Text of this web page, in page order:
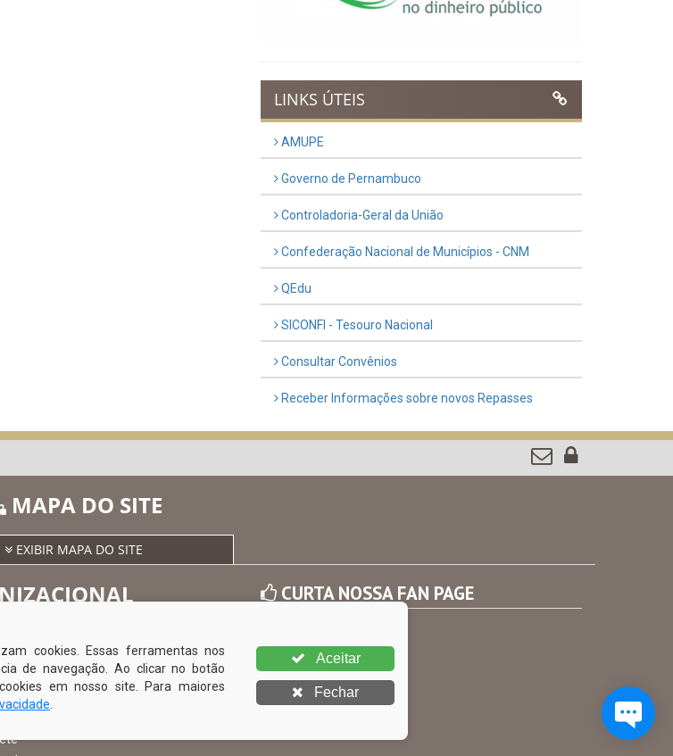
LINKS ÚTEIS
AMUPE
Governo de Pernambuco
Controladoria-Geral da União
Confederação Nacional de Municípios - CNM
QEdu
SICONFI - Tesouro Nacional
Consultar Convênios
Receber Informações sobre novos Repasses
MAPA DO SITE
EXIBIR MAPA DO SITE
CURTA NOSSA FAN PAGE
cookies. Essas ferramentas nos
de navegação. Ao clicar no botão
em nosso site. Para maiores
Aceitar
Fechar